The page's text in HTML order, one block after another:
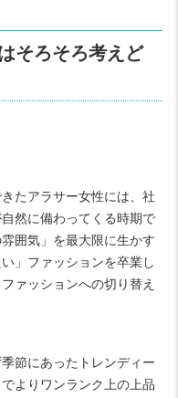
そろそろ考えど
たアラサー女性には、社
然に備わってくる時期で
囲気」を最大限に生かす
」ファッションを卒業し
ァッションへの切り替え
節にあったトレンディー
よりワンランク上の上品